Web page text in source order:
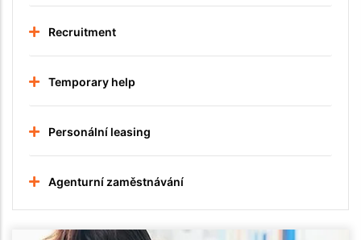
Recruitment
Temporary help
Personální leasing
Agenturní zaměstnávání